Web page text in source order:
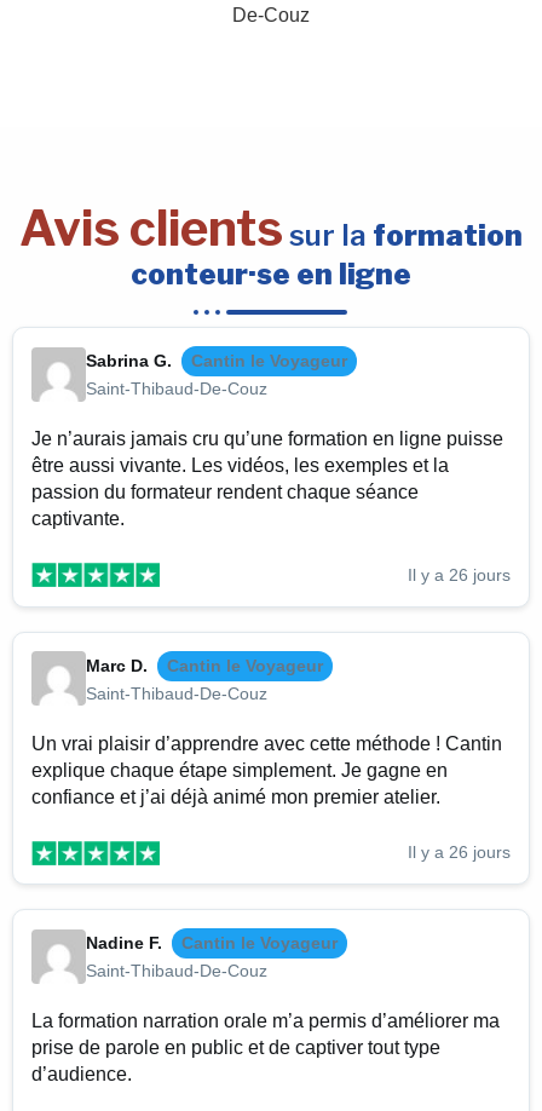
Avis clients sur la formation
conteur·se en ligne
Sabrina G.
Cantin le Voyageur
Saint-Thibaud-De-Couz
Je n’aurais jamais cru qu’une formation en ligne puisse
être aussi vivante. Les vidéos, les exemples et la
passion du formateur rendent chaque séance
captivante.
Il y a 26 jours
Marc D.
Cantin le Voyageur
Saint-Thibaud-De-Couz
Un vrai plaisir d’apprendre avec cette méthode ! Cantin
explique chaque étape simplement. Je gagne en
confiance et j’ai déjà animé mon premier atelier.
Il y a 26 jours
Nadine F.
Cantin le Voyageur
Saint-Thibaud-De-Couz
La formation narration orale m’a permis d’améliorer ma
prise de parole en public et de captiver tout type
d’audience.